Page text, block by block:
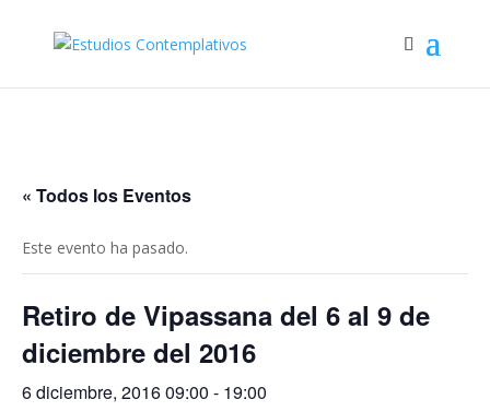
« Todos los Eventos
Este evento ha pasado.
Retiro de Vipassana del 6 al 9 de
diciembre del 2016
6 diciembre, 2016 09:00 - 19:00